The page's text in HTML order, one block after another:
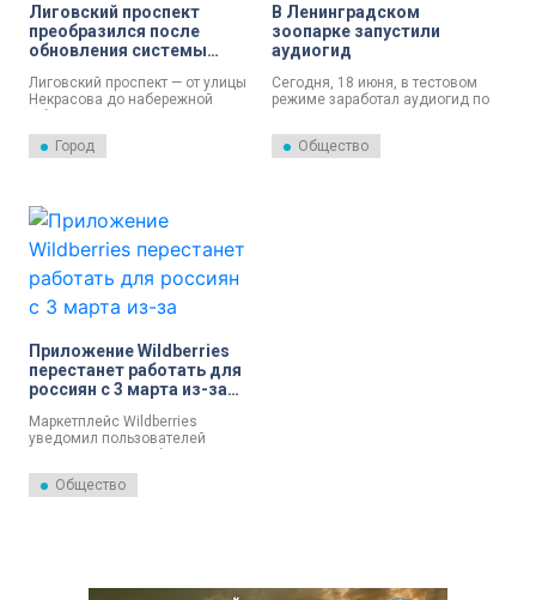
Лиговский проспект
преобразился после
обновления системы
Лиговский проспект — от улицы
Некрасова до набережной
Обводного канала —
преобразился после
обновления системы
энергосберегающих ламп.
Светодиодными стали и
подвесные фонари.
Город
В Ленинградском
зоопарке запустили
аудиогид
Сегодня, 18 июня, в тестовом
режиме заработал аудиогид по
подготовили совместно с
Библиотечно-культурным
Общество
Приложение Wildberries
перестанет работать для
россиян с 3 марта из-за
Маркетплейс Wildberries
уведомил пользователей
приложения о необходимости
установить его новую версию
для корректной работы и
Общество